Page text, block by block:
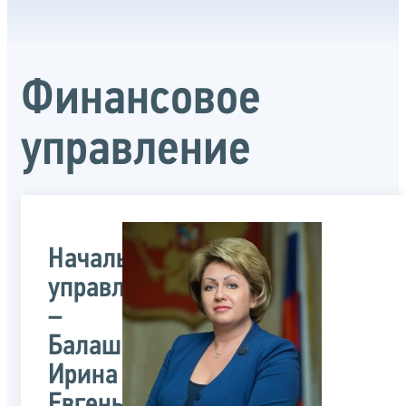
Финансовое
управление
Начальник
управления
–
Балашова
Ирина